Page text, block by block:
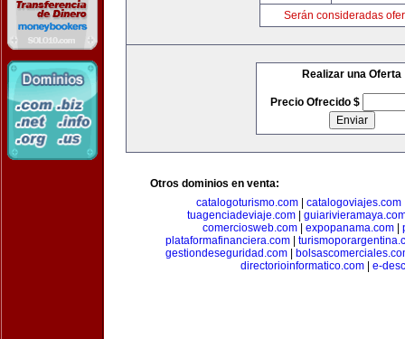
Serán consideradas
Realizar una Oferta
Precio Ofrecido $
Otros dominios en venta:
catalogoturismo.com
catalogoviajes.com
tuagenciadeviaje.com|
comerciosweb.com
expopanama.com
plataformafinanciera.com
gestiondeseguridad.com
directorioinformatico.com
e-